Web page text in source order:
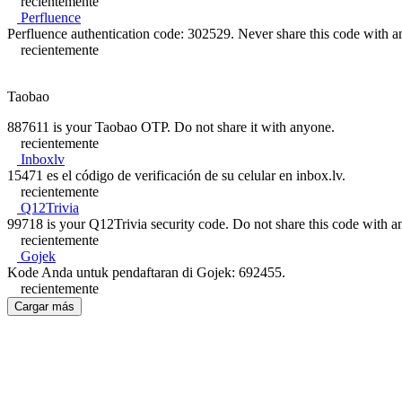
Perfluence
Perfluence authentication code: 302529. Never share this code with
recientemente
Taobao
887611 is your Taobao OTP. Do not share it with anyone.
recientemente
Inboxlv
15471 es el código de verificación de su celular en inbox.lv.
recientemente
Q12Trivia
99718 is your Q12Trivia security code. Do not share this code with
recientemente
Gojek
Kode Anda untuk pendaftaran di Gojek: 692455.
recientemente
Cargar más